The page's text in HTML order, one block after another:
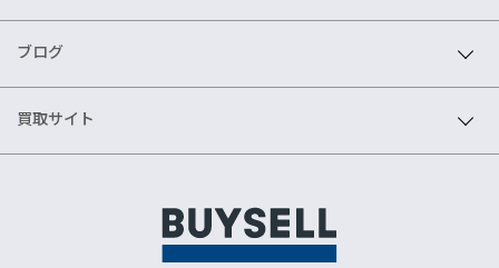
ブログ
買取サイト